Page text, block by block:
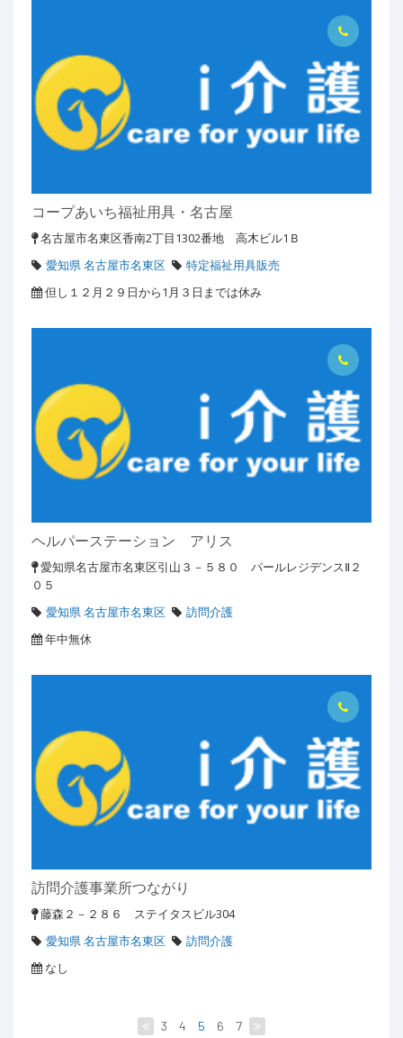
コープあいち福祉用具・名古屋
名古屋市名東区香南2丁目1302番地 高木ビル1Ｂ
愛知県 名古屋市名東区
特定福祉用具販売
但し１２月２９日から1月３日までは休み
ヘルパーステーション アリス
愛知県名古屋市名東区引山３－５８０ パールレジデンスⅡ２
０５
愛知県 名古屋市名東区
訪問介護
年中無休
訪問介護事業所つながり
藤森２－２８６ ステイタスビル304
愛知県 名古屋市名東区
訪問介護
なし
3 4 5 6 7